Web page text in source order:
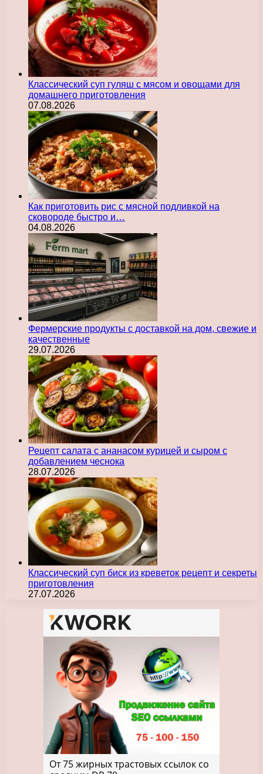
Классический суп гуляш с мясом и овощами для
домашнего приготовления
07.08.2026
Как приготовить рис с мясной подливкой на
сковороде быстро и…
04.08.2026
Фермерские продукты с доставкой на дом, свежие и
качественные
29.07.2026
Рецепт салата с ананасом курицей и сыром с
добавлением чеснока
28.07.2026
Классический суп биск из креветок рецепт и секреты
приготовления
27.07.2026